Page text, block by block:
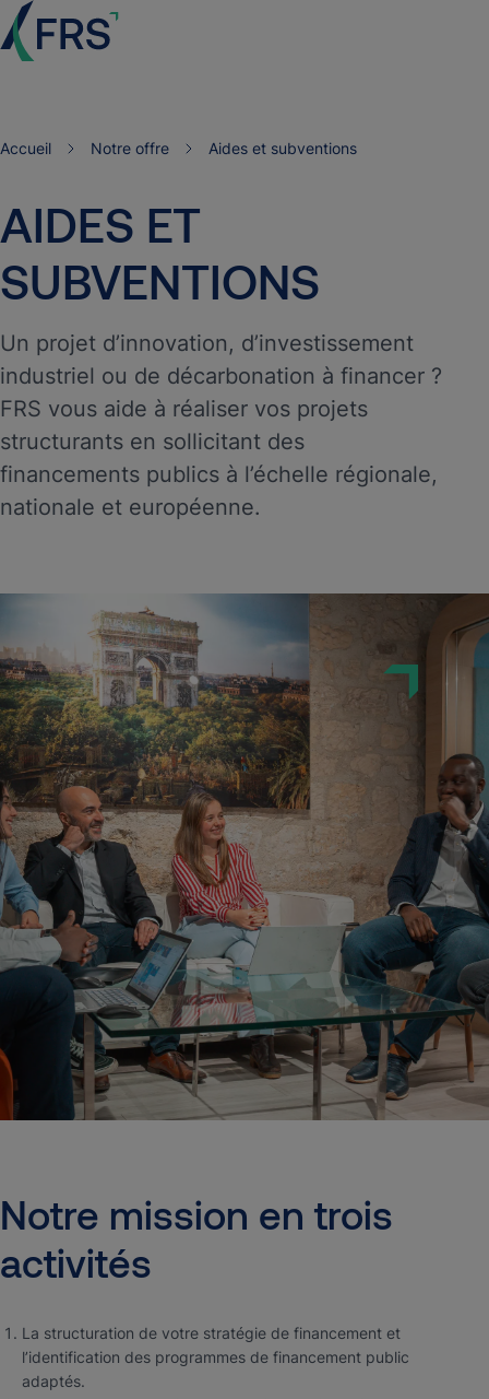
Accueil Notre offre Aides et subventions
AIDES ET
SUBVENTIONS
Un projet d’innovation, d’investissement
industriel ou de décarbonation à financer ?
FRS vous aide à réaliser vos projets
structurants en sollicitant des
financements publics à l’échelle régionale,
nationale et européenne.
Notre mission en trois
activités
La structuration de votre stratégie de financement et
l’identification des programmes de financement public
adaptés.